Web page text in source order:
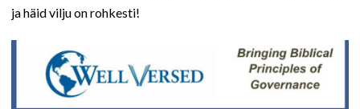
ja häid vilju on rohkesti!